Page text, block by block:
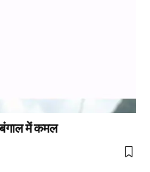
बंगाल में कमल